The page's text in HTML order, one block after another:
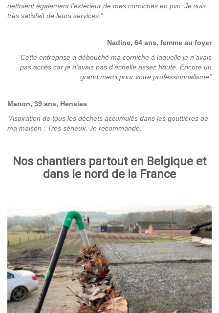
nettoient également l’extérieur de mes corniches en pvc. Je suis
très satisfait de leurs services.”
Nadine, 64 ans, femme au foyer
“Cette entreprise a débouché ma corniche à laquelle je n’avais
pas accès car je n’avais pas d’échelle assez haute. Encore un
grand merci pour votre professionnalisme”
Manon, 39 ans, Hensies
“Aspiration de tous les déchets accumulés dans les gouttières de
ma maison . Très sérieux. Je recommande.”
Nos chantiers partout en Belgique et
dans le nord de la France